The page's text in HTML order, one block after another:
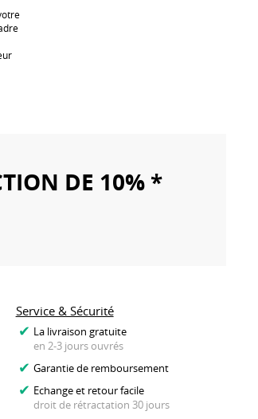
DE 10% *
Service & Sécurité
La livraison gratuite
en 2-3 jours ouvrés
Garantie de remboursement
Echange et retour facile
droit de rétractation 30 jours